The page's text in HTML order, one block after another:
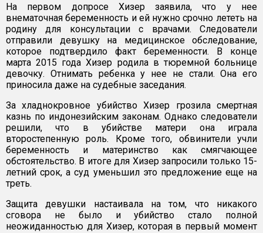
На первом допросе Хизер заявила, что у нее
внематочная беременность и ей нужно срочно лететь на
родину для консультации с врачами. Следователи
отправили девушку на медицинское обследование,
которое подтвердило факт беременности. В конце
марта 2015 года Хизер родила в тюремной больнице
девочку. Отнимать ребенка у нее не стали. Она его
приносила даже на судебные заседания.
За хладнокровное убийство Хизер грозила смертная
казнь по индонезийским законам. Однако следователи
решили, что в убийстве матери она играла
второстепенную роль. Кроме того, обвинители учли
беременность и материнство как смягчающее
обстоятельство. В итоге для Хизер запросили только 15-
летний срок, а суд уменьшил это предложение еще на
треть.
Защита девушки настаивала на том, что никакого
сговора не было и убийство стало полной
неожиданностью для Хизер, которая в первый момент